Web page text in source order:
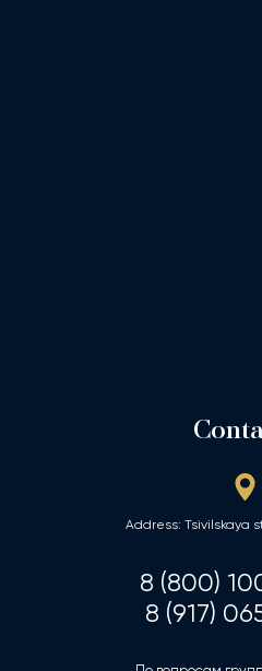
Address: Tsivilskaya
8 (800)
8 (917)